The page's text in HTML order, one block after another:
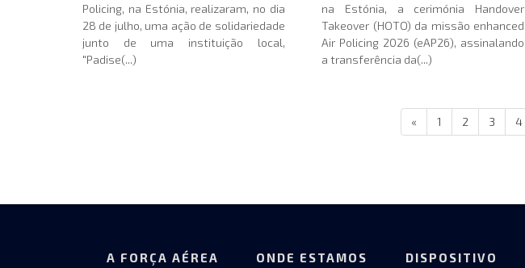
Policing, na Estónia, realizaram, no dia
28 de julho, uma ação de solidariedade
junto de uma instituição local,
"Padise(...)
na Estónia, a cerimónia Handover
Takeover (HOTO) da missão enhanced
Air Policing 2026 (eAP26), assinalando
a transferência da(...)
« 1 2 3 4
A FORÇA AÉREA ONDE ESTAMOS DISPOSITIVO